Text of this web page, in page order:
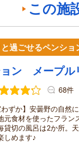
この施
過ごせるペンショ
ン メープル
68件
わずか】安曇野の自然
元食材を使ったフラン
貸切の風呂は2か所。
しめます♪